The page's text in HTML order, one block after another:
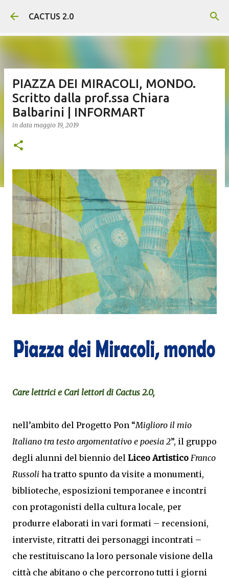
Passa ai contenuti principali
CACTUS 2.0
PIAZZA DEI MIRACOLI, MONDO.
Scritto dalla prof.ssa Chiara
Balbarini | INFORMART
in data maggio 19, 2019
Care lettrici e Cari lettori di Cactus 2.0,
nell’ambito del Progetto Pon “Miglioro il mio
Italiano tra testo argomentativo e poesia 2”, il gruppo
degli alunni del biennio del Liceo Artistico Franco
Russoli ha tratto spunto da visite a monumenti,
biblioteche, esposizioni temporanee e incontri
con protagonisti della cultura locale, per
produrre elaborati in vari formati – recensioni,
interviste, ritratti dei personaggi incontrati –
che restituiscano la loro personale visione della
città che abitano o che percorrono tutti i giorni